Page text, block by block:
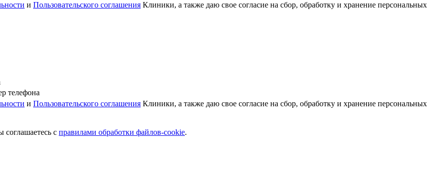
и Пользовательского соглашения Клиники, а также даю свое согласие на сбор, обработку и хранение персональных
телефона
и Пользовательского соглашения Клиники, а также даю свое согласие на сбор, обработку и хранение персональных
c правилами обработки файлов-cookie.